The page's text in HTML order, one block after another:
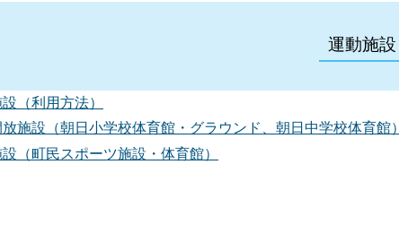
運動施設
（利用方法）
施設（朝日小学校体育館・グラウンド、朝日中学校体育館）
（町民スポーツ施設・体育館）